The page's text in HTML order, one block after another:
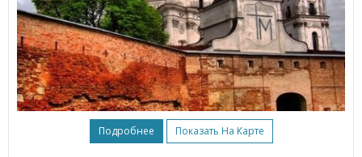
Подробнее Показать На Карте